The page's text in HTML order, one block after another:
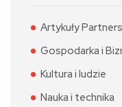
Artykuły
Gospodarka i
Kultura i ludzie
Nauka i technika